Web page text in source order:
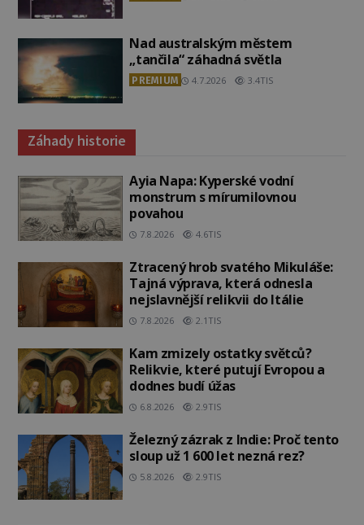
Nad australským městem
„tančila“ záhadná světla
PREMIUM 4.7.2026 3.4TIS
Záhady historie
Ayia Napa: Kyperské vodní
monstrum s mírumilovnou
povahou
7.8.2026 4.6TIS
Ztracený hrob svatého Mikuláše:
Tajná výprava, která odnesla
nejslavnější relikvii do Itálie
7.8.2026 2.1TIS
Kam zmizely ostatky světců?
Relikvie, které putují Evropou a
dodnes budí úžas
6.8.2026 2.9TIS
Železný zázrak z Indie: Proč tento
sloup už 1 600 let nezná rez?
5.8.2026 2.9TIS